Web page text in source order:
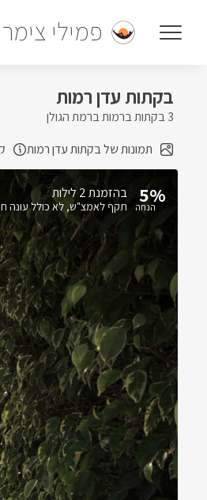
פמילי צימר
בקתות עדן רמות
3 בקתות ברמות ברמת הגולן
תמונות של בקתות עדן רמות
5% בהזמנת 2 לילות
תקף לאמצ"ש לא כולל עונה